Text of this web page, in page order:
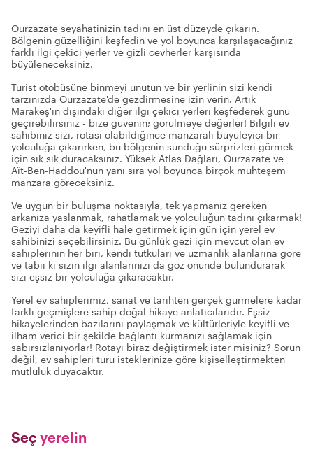
Ourzazate seyahatinizin tadını en üst düzeyde çıkarın.
Bölgenin güzelliğini keşfedin ve yol boyunca karşılaşacağınız
farklı ilgi çekici yerler ve gizli cevherler karşısında
büyüleneceksiniz.
Turist otobüsüne binmeyi unutun ve bir yerlinin sizi kendi
tarzınızda Ourzazate'de gezdirmesine izin verin. Artık
Marakeş'in dışındaki diğer ilgi çekici yerleri keşfederek günü
geçirebilirsiniz - bize güvenin; görülmeye değerler! Bilgili ev
sahibiniz sizi, rotası olabildiğince manzaralı büyüleyici bir
yolculuğa çıkarırken, bu bölgenin sunduğu sürprizleri görmek
için sık sık duracaksınız. Yüksek Atlas Dağları, Ourzazate ve
Aït-Ben-Haddou'nun yanı sıra yol boyunca birçok muhteşem
manzara göreceksiniz.
Ve uygun bir buluşma noktasıyla, tek yapmanız gereken
arkanıza yaslanmak, rahatlamak ve yolculuğun tadını çıkarmak!
Geziyi daha da keyifli hale getirmek için gün için yerel ev
sahibinizi seçebilirsiniz. Bu günlük gezi için mevcut olan ev
sahiplerinin her biri, kendi tutkuları ve uzmanlık alanlarına göre
ve tabii ki sizin ilgi alanlarınızı da göz önünde bulundurarak
sizi eşsiz bir yolculuğa çıkaracaktır.
Yerel ev sahiplerimiz, sanat ve tarihten gerçek gurmelere kadar
farklı geçmişlere sahip doğal hikaye anlatıcılarıdır. Eşsiz
hikayelerinden bazılarını paylaşmak ve kültürleriyle keyifli ve
ilham verici bir şekilde bağlantı kurmanızı sağlamak için
sabırsızlanıyorlar! Rotayı biraz değiştirmek ister misiniz? Sorun
değil, ev sahipleri turu isteklerinize göre kişiselleştirmekten
mutluluk duyacaktır.
Seç yerelin